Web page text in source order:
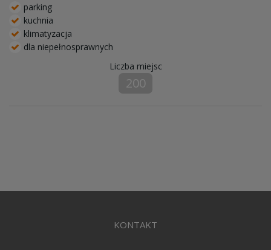
parking
kuchnia
klimatyzacja
dla niepełnosprawnych
Liczba miejsc
200
KONTAKT